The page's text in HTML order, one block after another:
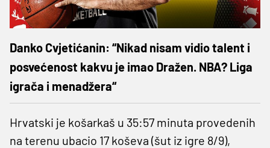
Danko Cvjetićanin: “Nikad nisam vidio talent i
posvećenost kakvu je imao Dražen. NBA? Liga
igrača i menadžera“
Hrvatski je košarkaš u 35:57 minuta provedenih
na terenu ubacio 17 koševa (šut iz igre 8/9),